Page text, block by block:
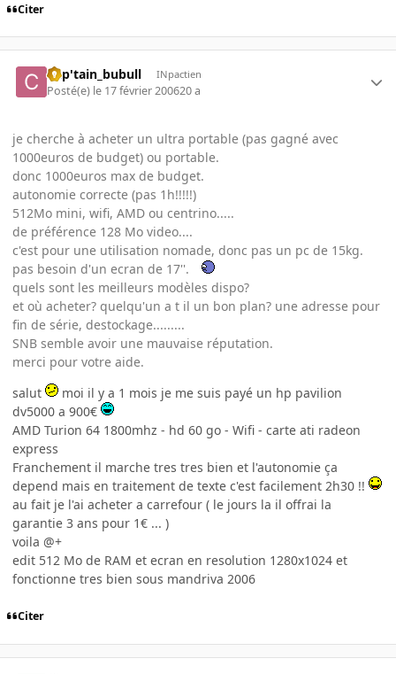
Citer
Cap'tain_bubull INpactien
Posté(e) le 17 février 200620 a
je cherche à acheter un ultra portable (pas gagné avec
1000euros de budget) ou portable.
donc 1000euros max de budget.
autonomie correcte (pas 1h!!!!!)
512Mo mini, wifi, AMD ou centrino.....
de préférence 128 Mo video....
c'est pour une utilisation nomade, donc pas un pc de 15kg.
pas besoin d'un ecran de 17''.
quels sont les meilleurs modèles dispo?
et où acheter? quelqu'un a t il un bon plan? une adresse pour
fin de série, destockage.........
SNB semble avoir une mauvaise réputation.
merci pour votre aide.
salut
moi il y a 1 mois je me suis payé un hp pavilion
dv5000 a 900€
AMD Turion 64 1800mhz - hd 60 go - Wifi - carte ati radeon
express
Franchement il marche tres tres bien et l'autonomie ça
depend mais en traitement de texte c'est facilement 2h30 !!
au fait je l'ai acheter a carrefour ( le jours la il offrai la
garantie 3 ans pour 1€ ... )
voila @+
edit 512 Mo de RAM et ecran en resolution 1280x1024 et
fonctionne tres bien sous mandriva 2006
Citer